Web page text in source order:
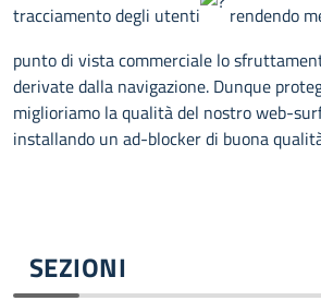
SEZIONI
tracciamento degli utenti
rendendo
punto di vista commerciale lo
derivate dalla navigazione. Dunque
miglioriamo la qualità del nostro web-
installando un ad-blocker di buona